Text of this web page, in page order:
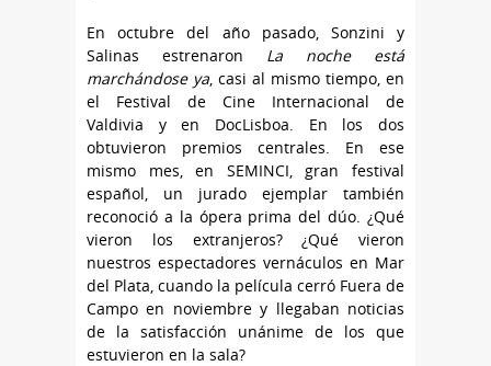
En octubre del año pasado, Sonzini y
Salinas estrenaron La noche está
marchándose ya , casi al mismo tiempo, en
el Festival de Cine Internacional de
Valdivia y en DocLisboa. En los dos
obtuvieron premios centrales. En ese
mismo mes, en SEMINCI, gran festival
español, un jurado ejemplar también
reconoció a la ópera prima del dúo. ¿Qué
vieron los extranjeros? ¿Qué vieron
nuestros espectadores vernáculos en Mar
del Plata, cuando la película cerró Fuera de
Campo en noviembre y llegaban noticias
de la satisfacción unánime de los que
estuvieron en la sala?